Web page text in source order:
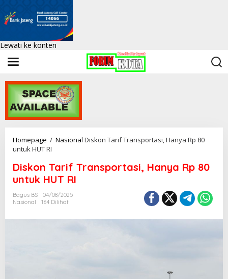
Lewati ke konten
Homepage / Nasional Diskon Tarif Transportasi, Hanya Rp 80
untuk HUT RI
Diskon Tarif Transportasi, Hanya Rp 80
untuk HUT RI
Bagus BS
04/08/2025
Nasional
164 Dilihat